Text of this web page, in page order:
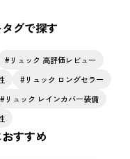
グで探す
リュック 高評価レビュー
リュック ロングセラー
リュック レインカバー装備
すすめ